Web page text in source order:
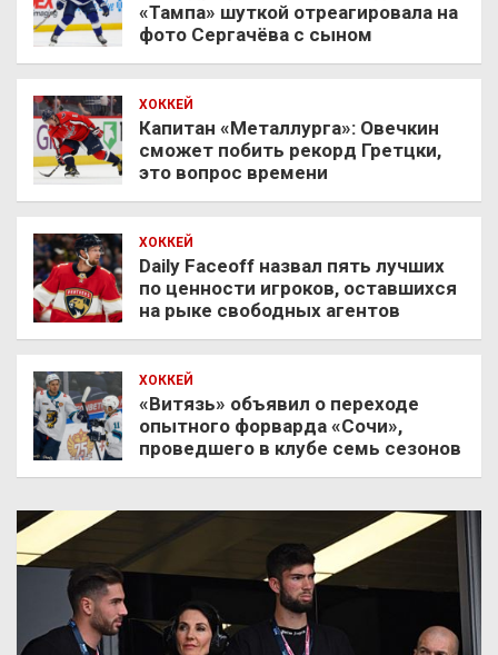
«Тампа» шуткой отреагировала на
фото Сергачёва с сыном
ХОККЕЙ
Капитан «Металлурга»: Овечкин
сможет побить рекорд Гретцки,
это вопрос времени
ХОККЕЙ
Daily Faceoff назвал пять лучших
по ценности игроков, оставшихся
на рыке свободных агентов
ХОККЕЙ
«Витязь» объявил о переходе
опытного форварда «Сочи»,
проведшего в клубе семь сезонов